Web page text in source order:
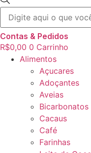
produtos
Contas & Pedidos
R$0,00 0 Carrinho
Alimentos
Açucares
Adoçantes
Aveias
Bicarbonatos
Cacaus
Café
Farinhas